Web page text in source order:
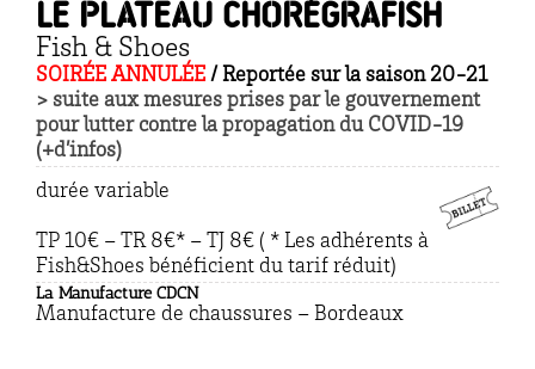
Le plateau ChorégraFish
Fish & Shoes
SOIRÉE ANNULÉE / Reportée sur la saison 20-21
> suite aux mesures prises par le gouvernement
pour lutter contre la propagation du COVID-19
(+d’infos)
durée variable
TP 10€ – TR 8€* – TJ 8€ ( * Les adhérents à
Fish&Shoes bénéficient du tarif réduit)
La Manufacture CDCN
Manufacture de chaussures – Bordeaux